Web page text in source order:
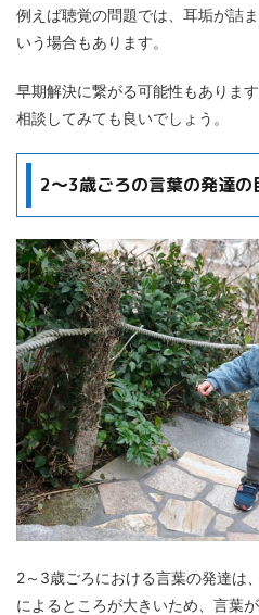
例えば聴覚の問題では、耳垢が詰
いう場合もあります。
早期解決に繋がる可能性もありま
相談してみても良いでしょう。
2～3歳ごろの言葉の発達の
2～3歳ごろにおける言葉の発達は
によるところが大きいため、言葉